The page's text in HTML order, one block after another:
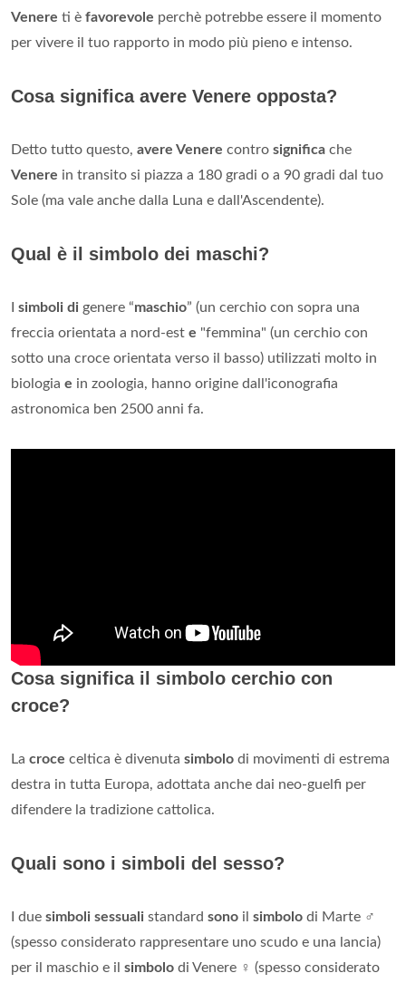
Venere ti è favorevole perchè potrebbe essere il momento
per vivere il tuo rapporto in modo più pieno e intenso.
Cosa significa avere Venere opposta?
Detto tutto questo, avere Venere contro significa che
Venere in transito si piazza a 180 gradi o a 90 gradi dal tuo
Sole (ma vale anche dalla Luna e dall'Ascendente).
Qual è il simbolo dei maschi?
simboli di genere “maschio” (un cerchio con sopra una
freccia orientata a nord-est e "femmina" (un cerchio con
sotto una croce orientata verso il basso) utilizzati molto in
biologia e in zoologia, hanno origine dall'iconografia
astronomica ben 2500 anni fa.
Cosa significa il simbolo cerchio con
croce?
La croce celtica è divenuta simbolo di movimenti di estrema
destra in tutta Europa, adottata anche dai neo-guelfi per
difendere la tradizione cattolica.
Quali sono i simboli del sesso?
I due simboli sessuali standard sono il simbolo di Marte ♂
(spesso considerato rappresentare uno scudo e una lancia)
per il maschio e il simbolo di Venere ♀ (spesso considerato